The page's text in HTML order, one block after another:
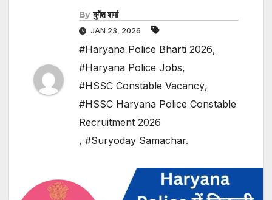
By दुर्गेश शर्मा
JAN 23, 2026
#Haryana Police Bharti 2026,
#Haryana Police Jobs,
#HSSC Constable Vacancy,
#HSSC Haryana Police Constable
Recruitment 2026
, #Suryoday Samachar.